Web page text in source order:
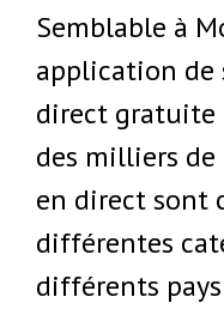
Semblable à
application de
direct
des milliers de
en direct sont
différentes
différents